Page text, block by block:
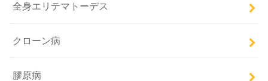
全身エリテマトーデス
クローン病
膠原病